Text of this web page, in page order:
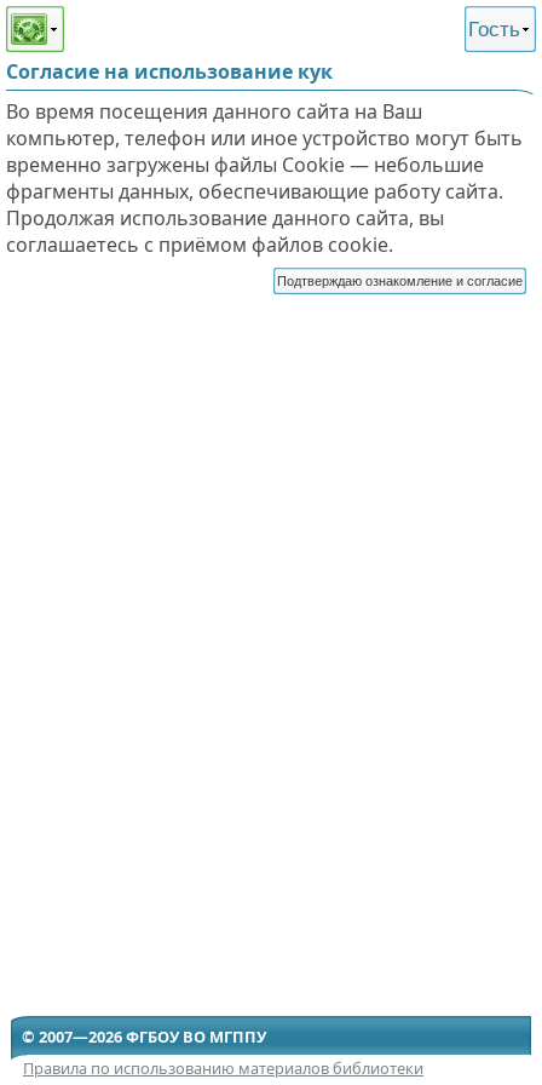
Этот сайт поддерживает
слабовидящих
Гость
Согласие на использование кук
Во время посещения данного сайта на Ваш
компьютер, телефон или иное устройство могут быть
временно загружены файлы Cookie — небольшие
фрагменты данных, обеспечивающие работу сайта.
Продолжая использование данного сайта, вы
соглашаетесь с приёмом файлов cookie.
Подтверждаю ознакомление и согласие
© 2007—2026 ФГБОУ ВО МГППУ
Правила по использованию материалов библиотеки